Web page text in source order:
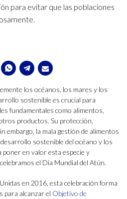
para evitar que las poblaciones
los océanos, los mares y los
sostenible es crucial para
fundamentales como alimentos,
productos. Su protección,
embargo, la mala gestión de alimentos
sostenible del océano y los
en valor esta especie y
el Día Mundial del Atún.
en 2016, esta celebración forma
para alcanzar el Objetivo de